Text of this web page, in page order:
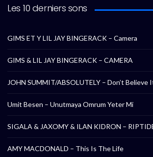
Les 10 derniers sons
GIMS ET Y LIL JAY BINGERACK – Camera
GIMS & LIL JAY BINGERACK – CAMERA
JOHN SUMMIT/ABSOLUTELY – Don’t Believe
Umit Besen – Unutmaya Omrum Yeter Mi
SIGALA & JAXOMY & ILAN KIDRON –
AMY MACDONALD – This Is The Life